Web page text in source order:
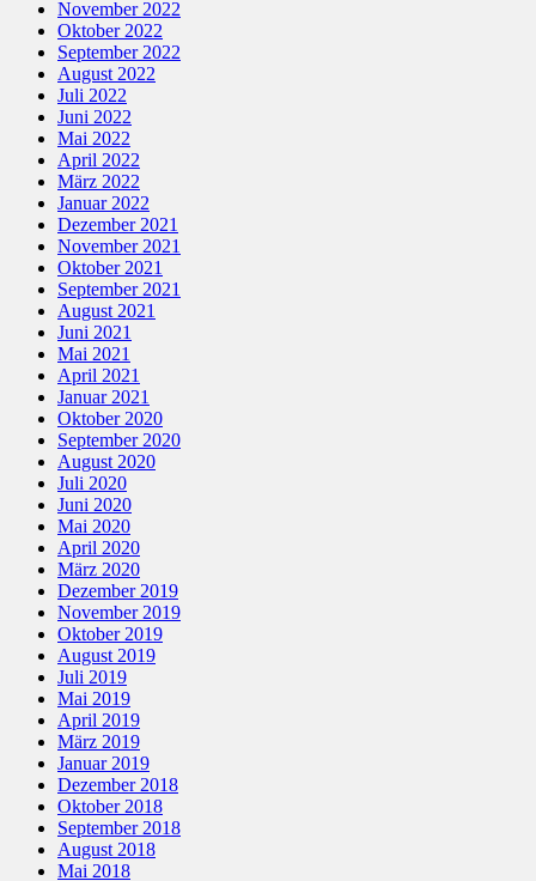
November 2022
Oktober 2022
September 2022
August 2022
Juli 2022
Juni 2022
Mai 2022
April 2022
März 2022
Januar 2022
Dezember 2021
November 2021
Oktober 2021
September 2021
August 2021
Juni 2021
Mai 2021
April 2021
Januar 2021
Oktober 2020
September 2020
August 2020
Juli 2020
Juni 2020
Mai 2020
April 2020
März 2020
Dezember 2019
November 2019
Oktober 2019
August 2019
Juli 2019
Mai 2019
April 2019
März 2019
Januar 2019
Dezember 2018
Oktober 2018
September 2018
August 2018
Mai 2018